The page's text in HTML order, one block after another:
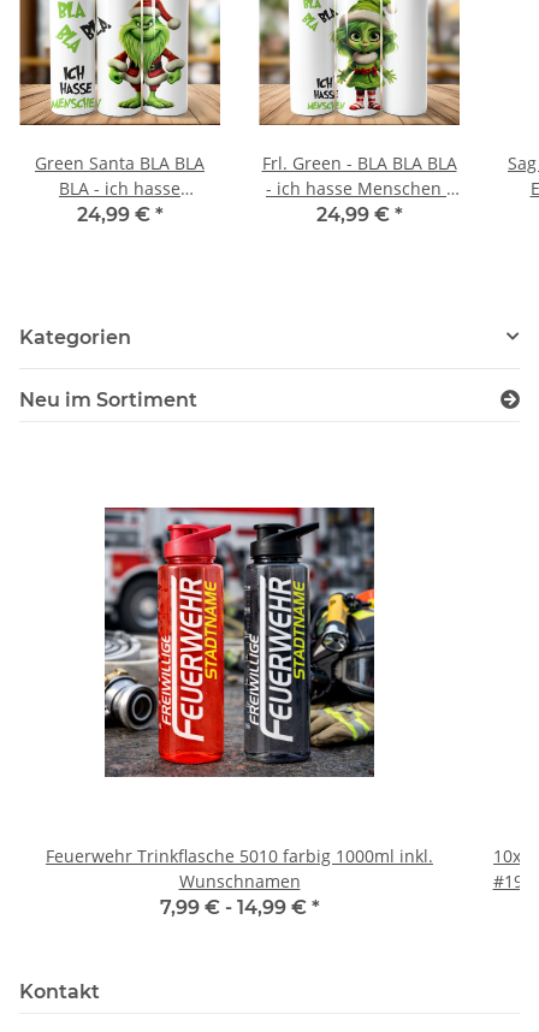
Green Santa BLA BLA
BLA - ich hasse
Menschen - Tumbler
24,99 € *
Frl. Green - BLA BLA BLA
- ich hasse Menschen -
Tumbler Edelstahl
24,99 € *
Kategorien
Neu im Sortiment
Feuerwehr Trinkflasche 5010 farbig 1000ml inkl.
Wunschnamen
7,99 € - 14,99 € *
10x
#190
Kontakt